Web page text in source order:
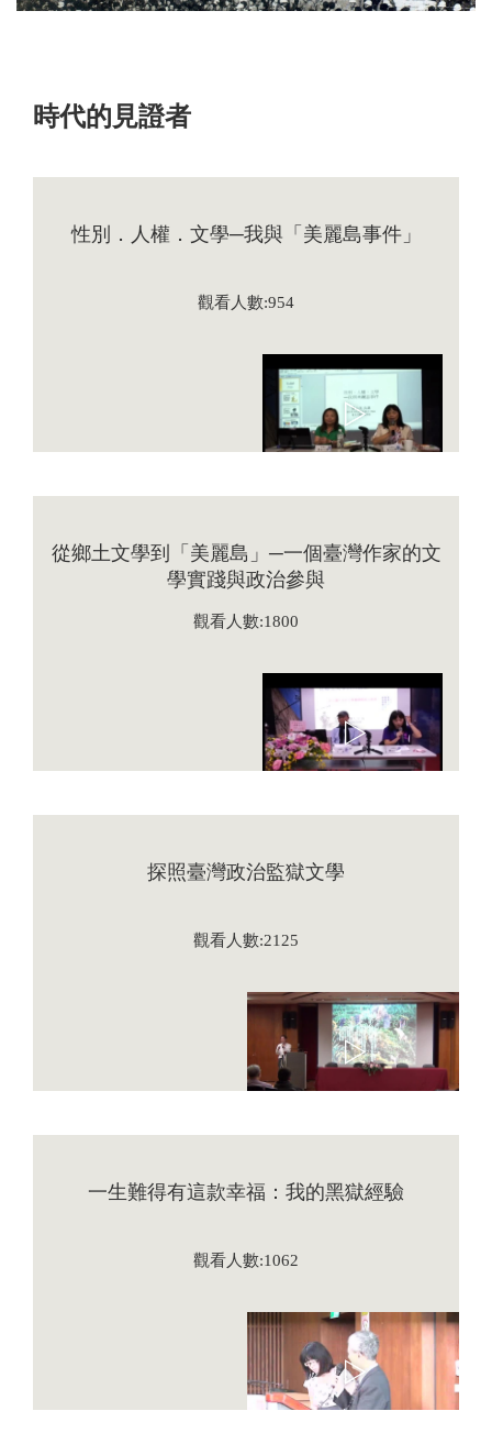
時代的見證者
性別．人權．文學─我與「美麗島事件」
觀看人數:954
從鄉土文學到「美麗島」─一個臺灣作家的文
學實踐與政治參與
觀看人數:1800
探照臺灣政治監獄文學
觀看人數:2125
一生難得有這款幸福：我的黑獄經驗
觀看人數:1062